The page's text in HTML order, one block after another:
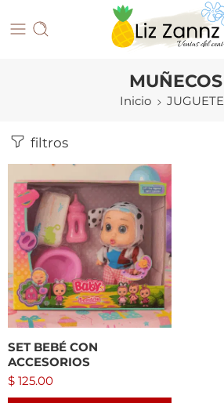
MUÑECOS
Inicio
filtros
SET BEBÉ CON
ACCESORIOS
$ 125.00